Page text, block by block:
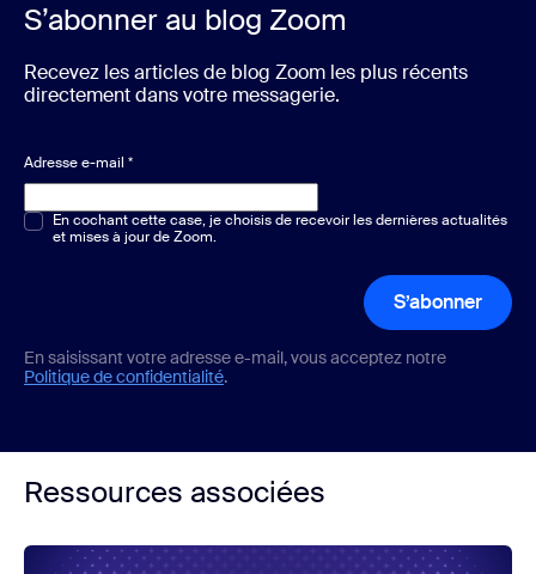
S’abonner au blog Zoom
Recevez les articles de blog Zoom les plus récents
directement dans votre messagerie.
Adresse e-mail *
Choix multiple ou unique*
En cochant cette case, je choisis de recevoir les dernières actualités
et mises à jour de Zoom.
S’abonner
En saisissant votre adresse e-mail, vous acceptez notre
Politique de confidentialité.
Ressources associées